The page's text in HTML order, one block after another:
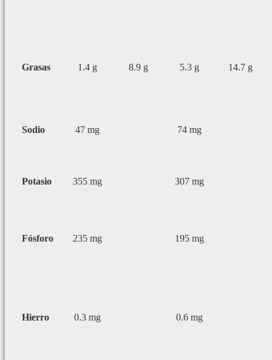
Grasas 1.4 g 8.9 g 5.3 g 14.7 g
Sodio 47 mg 74 mg
Potasio 355 mg 307 mg
Fósforo 235 mg 195 mg
Hierro 0.3 mg 0.6 mg